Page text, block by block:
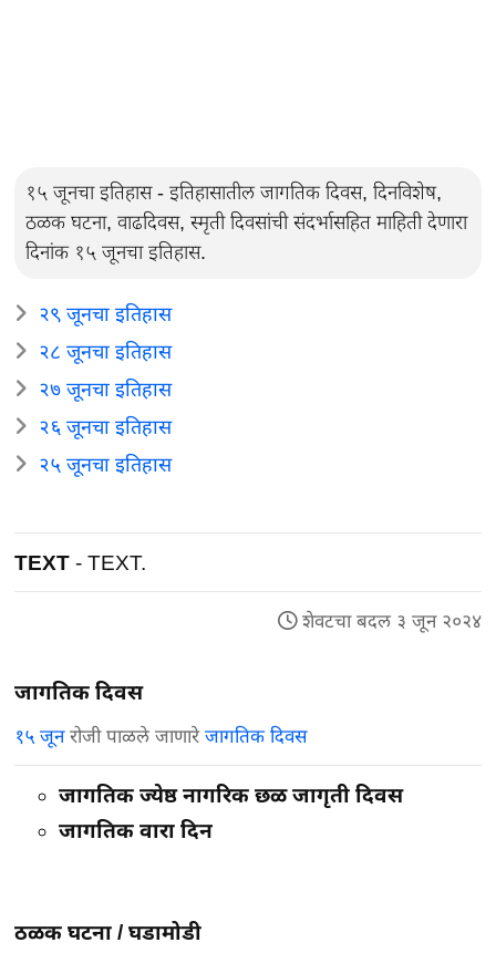
१५ जूनचा इतिहास - इतिहासातील जागतिक दिवस, दिनविशेष,
ठळक घटना, वाढदिवस, स्मृती दिवसांची संदर्भासहित माहिती देणारा
दिनांक १५ जूनचा इतिहास.
२९ जूनचा इतिहास
२८ जूनचा इतिहास
२७ जूनचा इतिहास
२६ जूनचा इतिहास
२५ जूनचा इतिहास
TEXT - TEXT.
शेवटचा बदल ३ जून २०२४
जागतिक दिवस
१५ जूनरोजी पाळले जाणारेजागतिक दिवस
जागतिक ज्येष्ठ नागरिक छळ जागृती दिवस
जागतिक वारा दिन
ठळक घटना /घडामोडी